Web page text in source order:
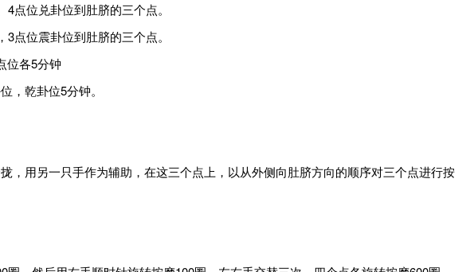
点位兑卦位到肚脐的三个点。
点位震卦位到肚脐的三个点。
位各5分钟
，乾卦位5分钟。
用另一只手作为辅助，在这三个点上，以从外侧向肚脐方向的顺序对三个点进行按